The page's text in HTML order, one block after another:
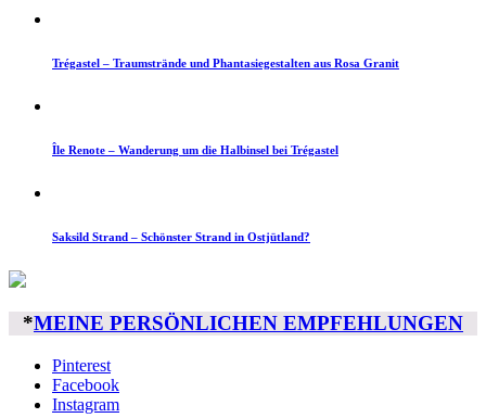
Trégastel – Traumstrände und Phantasiegestalten aus Rosa Granit
Île Renote – Wanderung um die Halbinsel bei Trégastel
Saksild Strand – Schönster Strand in Ostjütland?
*MEINE PERSÖNLICHEN EMPFEHLUNGEN
Pinterest
Facebook
Instagram